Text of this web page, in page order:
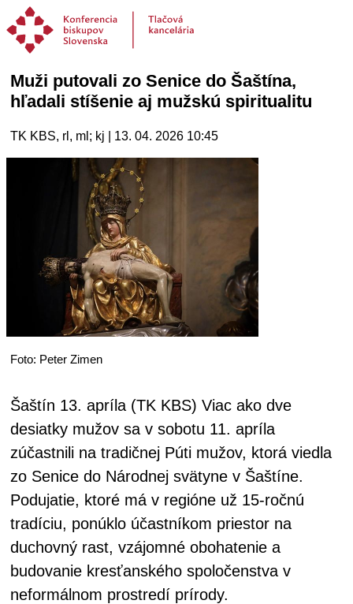
Muži putovali zo Senice do Šaštína,
hľadali stíšenie aj mužskú spiritualitu
TK KBS, rl, ml; kj | 13. 04. 2026 10:45
Foto: Peter Zimen
Šaštín 13. apríla (TK KBS) Viac ako dve
desiatky mužov sa v sobotu 11. apríla
zúčastnili na tradičnej Púti mužov, ktorá viedla
zo Senice do Národnej svätyne v Šaštíne.
Podujatie, ktoré má v regióne už 15-ročnú
tradíciu, ponúklo účastníkom priestor na
duchovný rast, vzájomné obohatenie a
budovanie kresťanského spoločenstva v
neformálnom prostredí prírody.